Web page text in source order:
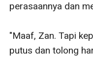
perasaannya dan
"Maaf, Zan. Tapi
putus dan tolong